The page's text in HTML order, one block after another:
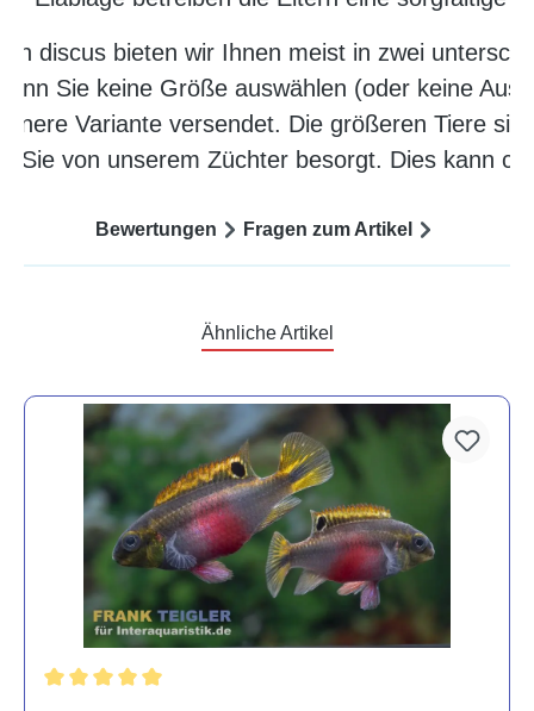
discus bieten wir Ihnen meist in zwei
Sie keine Größe auswählen (oder keine
Variante versendet. Die größeren Tiere
Sie von unserem Züchter besorgt. Dies kann
Bewertungen Fragen zum Artikel
Ähnliche Artikel